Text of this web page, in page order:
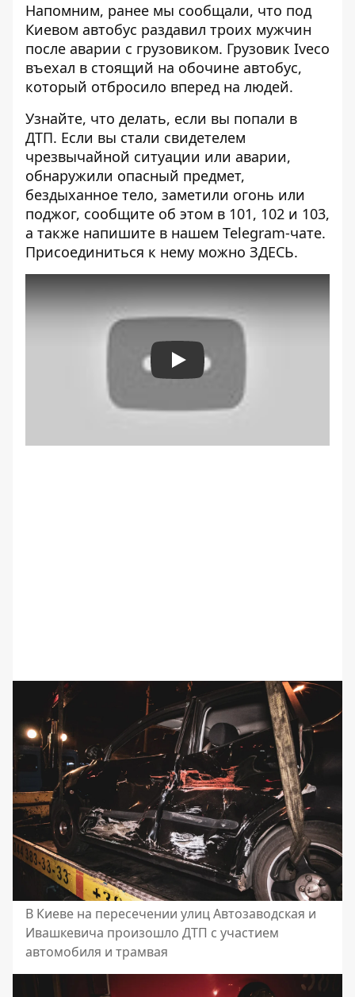
Напомним, ранее мы сообщали, что под
Киевом автобус раздавил троих мужчин
после аварии с грузовиком. Грузовик Iveco
въехал в стоящий на обочине автобус,
который отбросило вперед на людей.
Узнайте, что делать, если вы попали в
ДТП. Если вы стали свидетелем
чрезвычайной ситуации или аварии,
обнаружили опасный предмет,
бездыханное тело, заметили огонь или
поджог, сообщите об этом в 101, 102 и 103,
а также напишите в нашем Telegram-чате.
Присоединиться к нему можно ЗДЕСЬ.
Play
В Киеве на пересечении улиц Автозаводская и
Ивашкевича произошло ДТП с участием
автомобиля и трамвая